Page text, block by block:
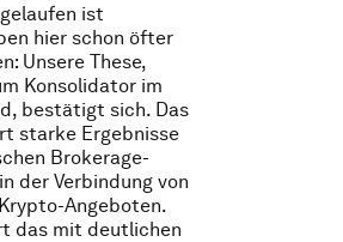
ist
hier schon öfter
Unsere These,
Konsolidator im
bestätigt sich. Das
starke Ergebnisse
Brokerage-
der Verbindung von
Angeboten.
das mit deutlichen